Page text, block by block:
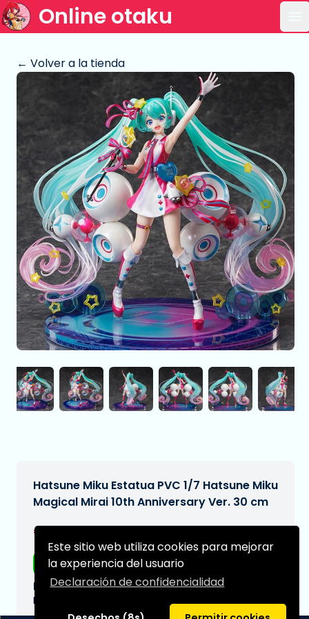
Este sitio web utiliza cookies para mejorar
la experiencia del usuario
Declaración de confidencialidad
Online otaku
← Volver a la tienda
Hatsune Miku Estatua PVC 1/7 Hatsune Miku
Magical Mirai 10th Anniversary Ver. 30 cm
€371,99€464,99
Envío gratis
Fecha de entrega prevista:
N/A